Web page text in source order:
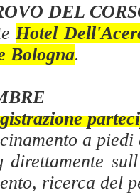
DEL
Hotel
Bologna.
a
ricerca del